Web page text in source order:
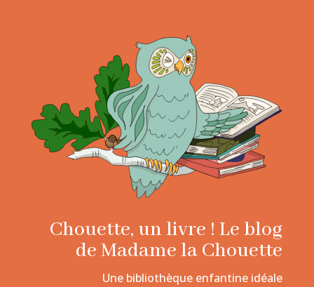
Chouette, un livre ! Le blog
de Madame la Chouette
Une bibliothèque enfantine idéale